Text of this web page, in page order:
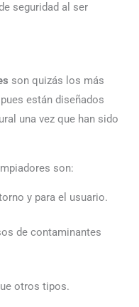
seguridad al ser
son quizás los más
están diseñados
una vez que han sido
son:
y para el usuario.
de contaminantes
otros tipos.